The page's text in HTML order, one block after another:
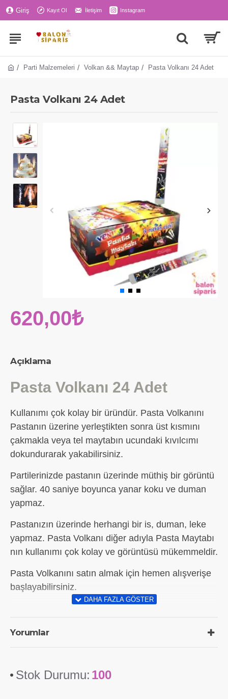
Giriş Kayıt Ol İletişim Instagram
Parti Malzemeleri Volkan && Maytap Pasta Volkanı 24 Adet
Pasta Volkanı 24 Adet
Açıklama
Pasta Volkanı 24 Adet
Kullanımı çok kolay bir üründür. Pasta Volkanını
Pastanın üzerine yerleştikten sonra üst kısmını
çakmakla veya tel maytabın ucundaki kıvılcımı
dokundurarak yakabilirsiniz.
Partilerinizde pastanın üzerinde müthiş bir görüntü
sağlar. 40 saniye boyunca yanar koku ve duman
yapmaz.
Pastanızın üzerinde herhangi bir is, duman, leke
yapmaz. Pasta Volkanı diğer adıyla Pasta Maytabı
nın kullanımı çok kolay ve görüntüsü mükemmeldir.
Pasta Volkanını satın almak için hemen alışverişe
başlayabilirsiniz.
Yorumlar
Stok Durumu: 100
620,00₺